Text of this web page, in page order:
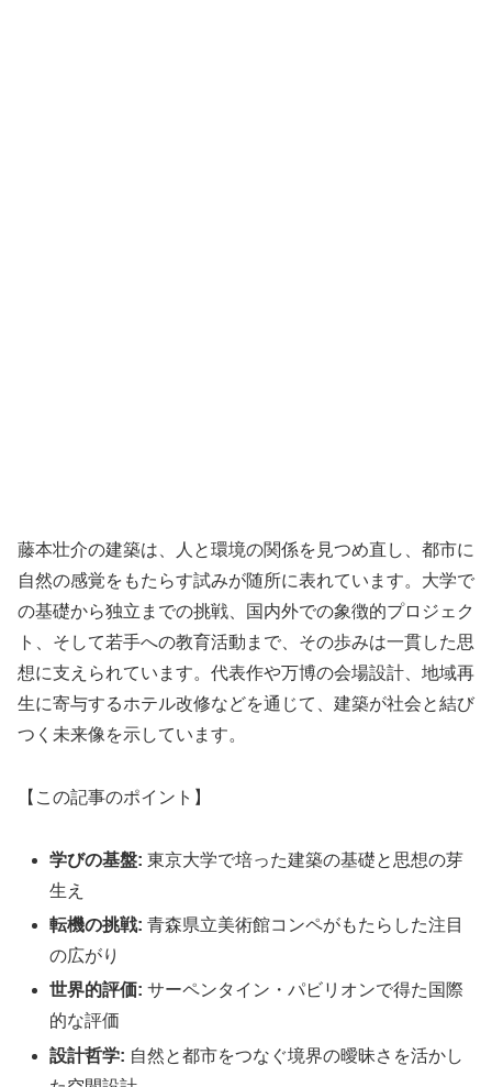
藤本壮介の建築は、人と環境の関係を見つめ直し、都市に
自然の感覚をもたらす試みが随所に表れています。大学で
の基礎から独立までの挑戦、国内外での象徴的プロジェク
ト、そして若手への教育活動まで、その歩みは一貫した思
想に支えられています。代表作や万博の会場設計、地域再
生に寄与するホテル改修などを通じて、建築が社会と結び
つく未来像を示しています。
【この記事のポイント】
学びの基盤: 東京大学で培った建築の基礎と思想の芽
生え
転機の挑戦: 青森県立美術館コンペがもたらした注目
の広がり
世界的評価: サーペンタイン・パビリオンで得た国際
的な評価
設計哲学: 自然と都市をつなぐ境界の曖昧さを活かし